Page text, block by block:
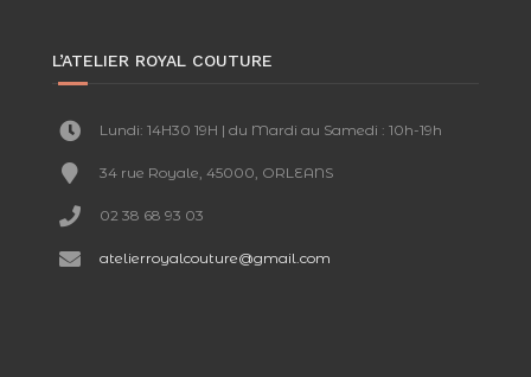
L’ATELIER ROYAL COUTURE
Lundi: 14H30 19H | du Mardi au Samedi : 10h-19h
34 rue Royale, 45000, ORLEANS
02 38 68 93 03
atelierroyalcouture@gmail.com